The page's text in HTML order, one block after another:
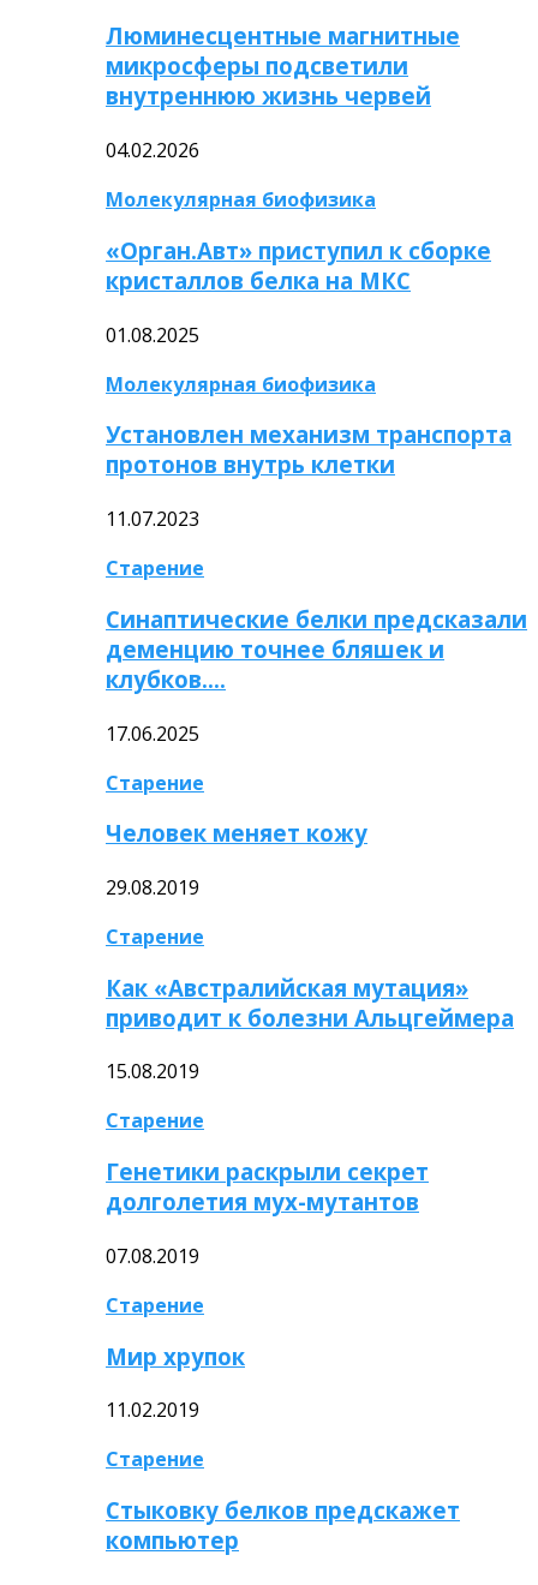
Люминесцентные магнитные
микросферы подсветили
внутреннюю жизнь червей
04.02.2026
Молекулярная биофизика
«Орган.Авт» приступил к сборке
кристаллов белка на МКС
01.08.2025
Молекулярная биофизика
Установлен механизм транспорта
протонов внутрь клетки
11.07.2023
Старение
Синаптические белки предсказали
деменцию точнее бляшек и
клубков….
17.06.2025
Старение
Человек меняет кожу
29.08.2019
Старение
Как «Австралийская мутация»
приводит к болезни Альцгеймера
15.08.2019
Старение
Генетики раскрыли секрет
долголетия мух-мутантов
07.08.2019
Старение
Мир хрупок
11.02.2019
Старение
Стыковку белков предскажет
компьютер